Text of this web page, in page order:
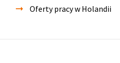
Oferty pracy w Holandii